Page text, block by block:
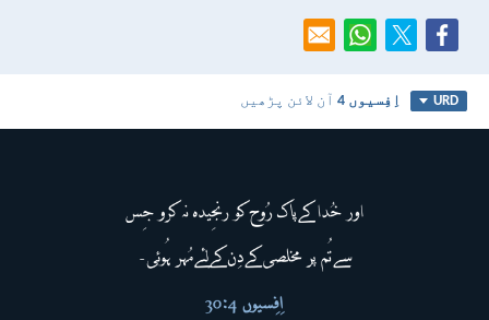
URD اِفِسیوں 4 آن لائن پڑھیں